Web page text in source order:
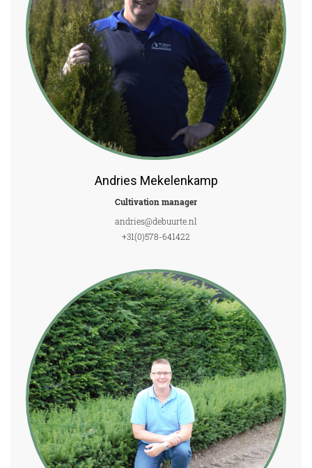
Andries Mekelenkamp
Cultivation manager
andries@debuurte.nl
+31(0)578-641422